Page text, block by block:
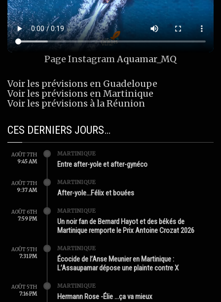
Page InstagramAquamar_MQ
Voir les prévisions en Guadeloupe
Voir les prévisions en Martinique
Voir les prévisions à la Réunion
CES DERNIERS JOURS…
AOÛT 7TH
9:45 AM
MARTINIQUE
Entre after-yole et after-gynéco
AOÛT 7TH
9:37 AM
MARTINIQUE
After-yole…Félix et bouées
AOÛT 6TH
7:59 PM
MARTINIQUE
Un noir fan de Bernard Hayot et des békés de
Martinique remporte le Prix Antoine Crozat 2026
AOÛT 5TH
7:31 PM
MARTINIQUE
Écocide de l’Anse Meunier en Martinique :
L’Assaupamar dépose une plainte contre X
AOÛT 5TH
7:16 PM
MARTINIQUE
Hermann Rose -Élie …ça va mieux